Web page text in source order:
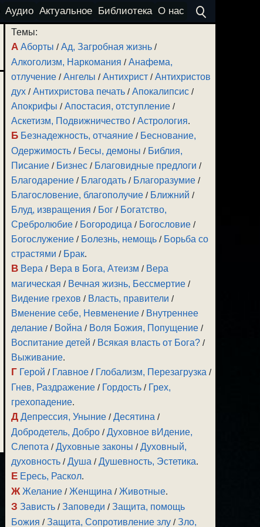
Аудио Актуальное Библиотека О нас
Темы:
А Аборты /Ад, Загробная жизнь /
Алкоголизм, Наркомания /Анафема,
отлучение /Ангелы /Антихрист /Антихристов
дух /Антихристова печать /Апокалипсис /
Апокрифы /Апостасия, отступление /
Аскетизм, Подвижничество /Астрология.
Б Безнадежность, отчаяние / Беснование,
Одержимость / Бесы, демоны / Библия,
Писание / Бизнес / Благовидные предлоги /
Благодарение / Благодать / Благоразумие /
Благословение, благополучие / Ближний /
Блуд, извращения / Бог / Богатство,
Сребролюбие / Богородица / Богословие /
Богослужение / Болезнь, немощь / Борьба со
страстями / Брак.
В Вера / Вера в Бога, Атеизм / Вера
магическая / Вечная жизнь, Бессмертие /
Видение грехов / Власть, правители /
Вменение себе, Невменение / Внутреннее
делание / Война / Воля Божия, Попущение /
Воспитание детей / Всякая власть от Бога? /
Выживание.
Г Герой / Главное / Глобализм, Перезагрузка /
Гнев, Раздражение / Гордость / Грех,
грехопадение.
Д Депрессия, Уныние /Десятина /
Добродетель, Добро /Духовное вИдение,
Слепота /Духовные законы /Духовный,
духовность /Душа /Душевность, Эстетика.
Е Ересь, Раскол.
Ж Желание /Женщина /Животные.
З Зависть /Заповеди /Защита, помощь
Божия /Защита, Сопротивление злу /Зло,